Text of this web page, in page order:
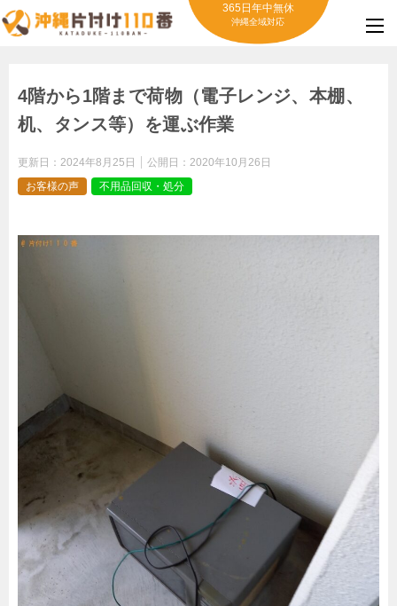
365日年中無休
沖縄全域対応
4階から1階まで荷物（電子レンジ、本棚、
机、タンス等）を運ぶ作業
更新日： 2024年8月25日 公開日： 2020年10月26日
お客様の声
不用品回収・処分